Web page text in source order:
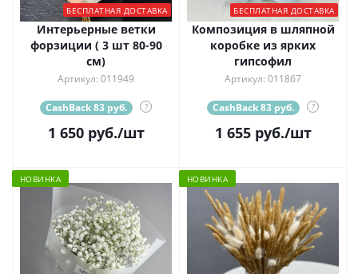
БЕСПЛАТНАЯ ДОСТАВКА
Интерьерные ветки
форзиции ( 3 шт 80-90
см)
Артикул: 011949
CashBack 83 руб. ?
1 650руб./шт
БЕСПЛАТНАЯ ДОСТАВКА
Композиция в шляпной
коробке из ярких
гипсофил
Артикул: 011867
CashBack 83 руб. ?
1 655руб./шт
НОВИНКА НОВИНКА